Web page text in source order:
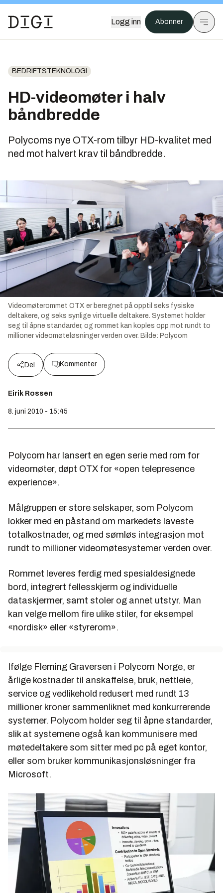
Logg inn Abonner
BEDRIFTSTEKNOLOGI
HD-videomøter i halv
båndbredde
Polycoms nye OTX-rom tilbyr HD-kvalitet med
ned mot halvert krav til båndbredde.
Videomøterommet OTX er beregnet på opptil seks fysiske
deltakere, og seks synlige virtuelle deltakere. Systemet holder
seg til åpne standarder, og rommet kan koples opp mot rundt to
millioner videomøteløsninger verden over. Bilde: Polycom
Del Kommenter
Eirik Rossen
8. juni 2010 - 15:45
Polycom har lansert en egen serie med rom for
videomøter, døpt OTX for «open telepresence
experience».
Målgruppen er store selskaper, som Polycom
lokker med en påstand om markedets laveste
totalkostnader, og med sømløs integrasjon mot
rundt to millioner videomøtesystemer verden over.
Rommet leveres ferdig med spesialdesignede
bord, integrert fellesskjerm og individuelle
dataskjermer, samt stoler og annet utstyr. Man
kan velge mellom fire ulike stiler, for eksempel
«nordisk» eller «styrerom».
Ifølge Fleming Graversen i Polycom Norge, er
årlige kostnader til anskaffelse, bruk, nettleie,
service og vedlikehold redusert med rundt 13
millioner kroner sammenliknet med konkurrerende
systemer. Polycom holder seg til åpne standarder,
slik at systemene også kan kommunisere med
møtedeltakere som sitter med pc på eget kontor,
eller som bruker kommunikasjonsløsninger fra
Microsoft.